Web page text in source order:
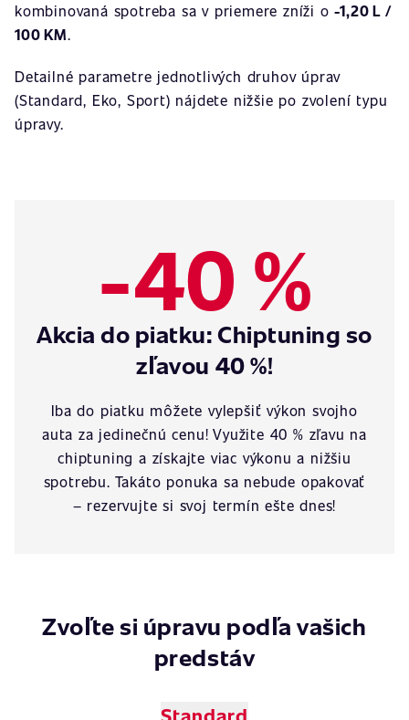
kombinovaná spotreba sa v priemere zníži o-1,20 L /
100 KM.
Detailné parametre jednotlivých druhov úprav
(Standard, Eko, Sport) nájdete nižšie po zvolení typu
úpravy.
-40 %
Akcia do piatku: Chiptuning so
zľavou 40 %!
Iba do piatku môžete vylepšiť výkon svojho
auta za jedinečnú cenu! Využite 40 % zľavu na
chiptuning a získajte viac výkonu a nižšiu
spotrebu. Takáto ponuka sa nebude opakovať
– rezervujte si svoj termín ešte dnes!
Zvoľte si úpravu podľa vašich
predstáv